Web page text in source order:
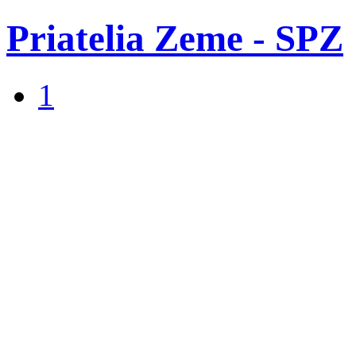
Priatelia Zeme - SPZ
1